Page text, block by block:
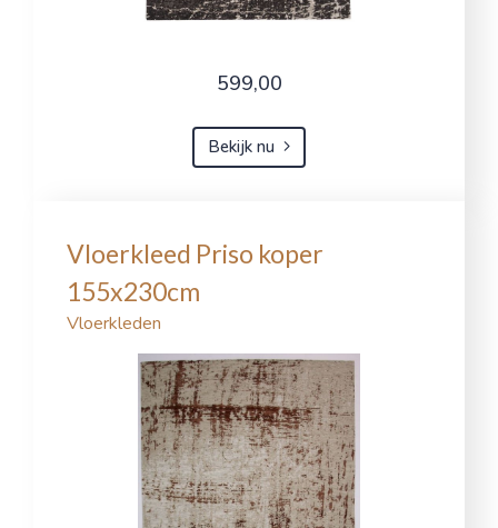
599,00
Bekijk nu
Vloerkleed Priso koper
155x230cm
Vloerkleden